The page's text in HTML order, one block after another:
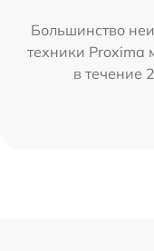
Большинство
техники Proxima
в течение